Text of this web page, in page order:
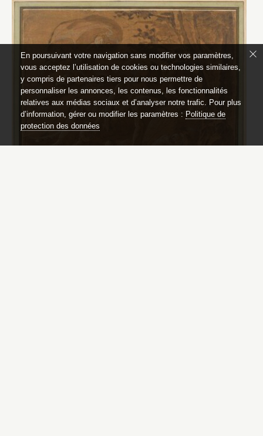
En poursuivant votre navigation sans modifier vos paramètres,
vous acceptez l’utilisation de cookies ou technologies similaires,
y compris de partenaires tiers pour nous permettre de
personnaliser les annonces, les contenus, les fonctionnalités
relatives aux médias sociaux et d’analyser notre trafic. Pour plus
d’information, gérer ou modifier les paramètres : Politique de
protection des données